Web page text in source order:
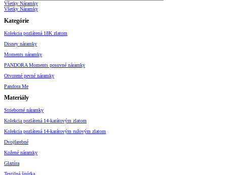
Všetky Náramky
Všetky Náramky
Kategórie
Kolekcia pozlátená 18K zlatom
Disney náramky
Moments náramky
PANDORA Moments posuvné náramky
Otvorené pevné náramky
Pandora Me
Materiály
Strieborné náramky
Kolekcia pozlátená 14-karátovým zlatom
Kolekcia pozlátená 14-karátovým ružovým zlatom
Dvojfarebné
Kožené náramky
Glazúra
Textilná šnúrka